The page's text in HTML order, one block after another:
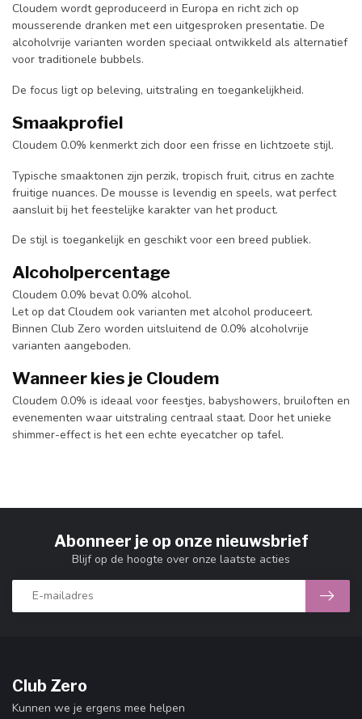
Cloudem wordt geproduceerd in Europa en richt zich op
mousserende dranken met een uitgesproken presentatie. De
alcoholvrije varianten worden speciaal ontwikkeld als alternatief
voor traditionele bubbels.
De focus ligt op beleving, uitstraling en toegankelijkheid.
Smaakprofiel
Cloudem 0.0% kenmerkt zich door een frisse en lichtzoete stijl.
Typische smaaktonen zijn perzik, tropisch fruit, citrus en zachte
fruitige nuances. De mousse is levendig en speels, wat perfect
aansluit bij het feestelijke karakter van het product.
De stijl is toegankelijk en geschikt voor een breed publiek.
Alcoholpercentage
Cloudem 0.0% bevat 0.0% alcohol.
Let op dat Cloudem ook varianten met alcohol produceert.
Binnen Club Zero worden uitsluitend de 0.0% alcoholvrije
varianten aangeboden.
Wanneer kies je Cloudem
Cloudem 0.0% is ideaal voor feestjes, babyshowers, bruiloften en
evenementen waar uitstraling centraal staat. Door het unieke
shimmer-effect is het een echte eyecatcher op tafel.
Abonneer je op onze nieuwsbrief
Blijf op de hoogte over onze laatste acties
Club Zero
Kunnen we je ergens mee helpen